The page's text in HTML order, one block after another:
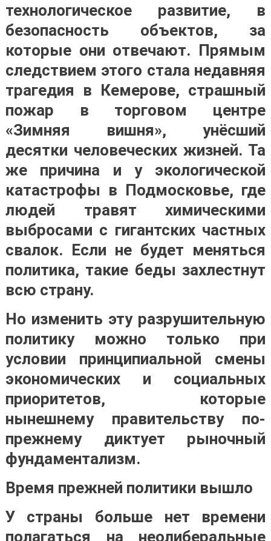
технологическое развитие, в
безопасность объектов, за
которые они отвечают. Прямым
следствием этого стала недавняя
трагедия в Кемерове, страшный
пожар в торговом центре
«Зимняя вишня», унёсший
десятки человеческих жизней. Та
же причина и у экологической
катастрофы в Подмосковье, где
людей травят химическими
выбросами с гигантских частных
свалок. Если не будет меняться
политика, такие беды захлестнут
всю страну.
Но изменить эту разрушительную
политику можно только при
условии принципиальной смены
экономических и социальных
приоритетов, которые
нынешнему правительству по-
прежнему диктует рыночный
фундаментализм.
Время прежней политики вышло
У страны больше нет времени
полагаться на неолиберальные